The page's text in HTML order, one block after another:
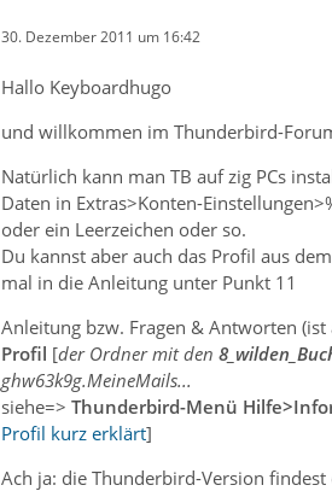
30. Dezember 2011 um 16:42
Hallo Keyboardhugo
und willkommen im Thunderbird-
Natürlich kann man TB auf zig PCs
Daten in Extras>Konten-
oder ein Leerzeichen oder so.
Du kannst aber auch das Profil aus
mal in die Anleitung unter Punkt 11
Anleitung bzw. Fragen & Antworten
Profil [der Ordner mit den
ghw63k9g.MeineMails...
siehe=> Thunderbird-Menü
Profil kurz erklärt]
Ach ja: die Thunderbird-Version